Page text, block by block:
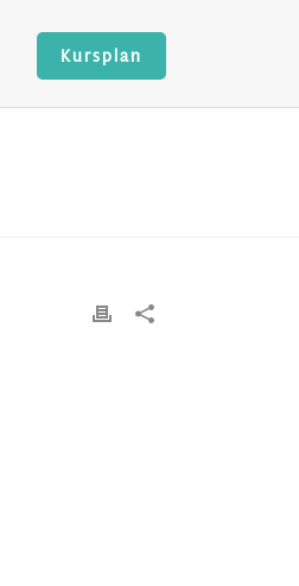
Kursplan